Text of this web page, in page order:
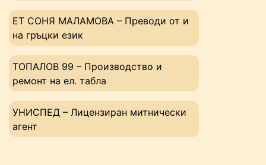
ЕТ СОНЯ МАЛАМОВА – Преводи от и
на гръцки език
ТОПАЛОВ 99 – Производство и
ремонт на ел. табла
УНИСПЕД – Лицензиран митнически
агент